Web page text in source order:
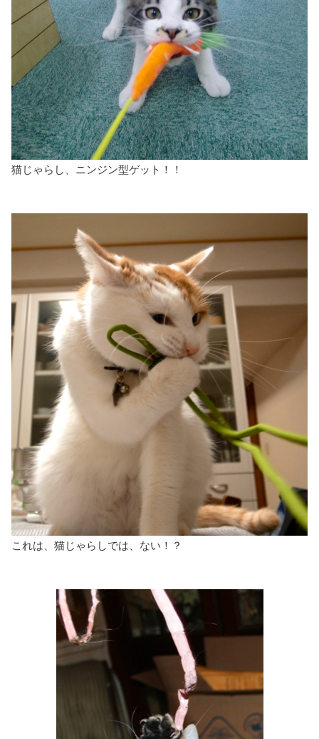
猫じゃらし、ニンジン型ゲット！！
これは、猫じゃらしでは、ない！？